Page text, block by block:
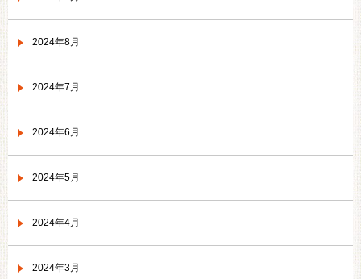
2024年8月
2024年7月
2024年6月
2024年5月
2024年4月
2024年3月